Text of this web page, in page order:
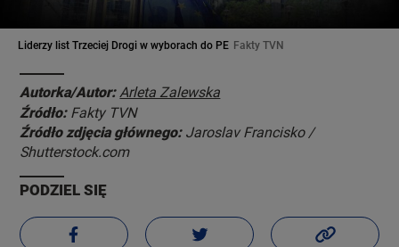
Liderzy list Trzeciej Drogi w wyborach do PE Fakty TVN
Autorka/Autor: Arleta Zalewska
Źródło: Fakty TVN
Źródło zdjęcia głównego: Jaroslav Francisko /
Shutterstock.com
PODZIEL SIĘ